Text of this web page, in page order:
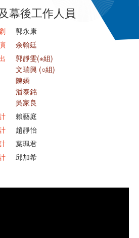
幕後工作人員
郭永康
余翰廷
郭靜雯(※組)
文瑞興 (○組)
陳嬌
潘泰銘
吳家良
賴藝庭
趙靜怡
葉珮君
邱加希